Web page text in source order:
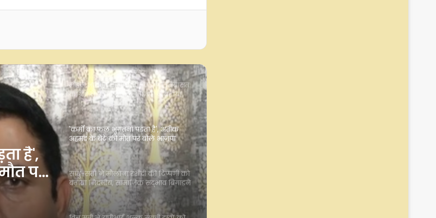
की
का
कांग्रेस ने उठाए सवाल, भाजपा ने बताया
'कर्मों का फल भुगतना पड़ता है', अतीक
अहमद के बेटे की मौत पर बोले भाजपा
विधायक
साधु-संतों ने मौलाना रशीदी की टिप्‍पणी को
बताया निंदनीय, सामाजिक सद्भाव बिगाड़ने
का आरोप
वित्त मंत्री ने यूपीआई शुल्क संबंधी दावों को
किया खारिज, जयराम रमेश पर अफवाह
फैलाने का आरोप